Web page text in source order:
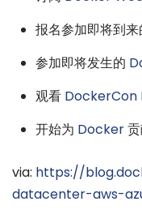
报名参加即将到来
参加即将发生的
观看 DockerCon
开始为 Docker贡
via: https://
datacenter-aws-